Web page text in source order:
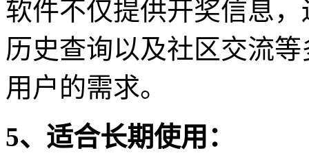
软件不仅提供开奖信息
历史查询以及社区交流
用户的需求。
5、适合长期使用：